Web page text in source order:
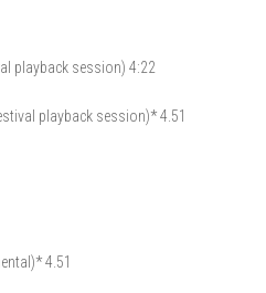
playback session) 4:22
playback session)* 4.51
4.51